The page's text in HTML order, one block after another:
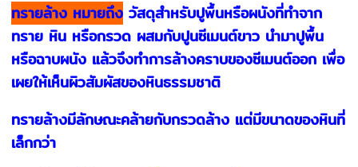
ทรายล้าง หมายถึง วัสดุสำหรับปูพื้นหรือผนังที่ทำจาก
ทราย หิน หรือกรวด ผสมกับปูนซีเมนต์ขาว นำมาปูพื้น
หรือฉาบผนัง แล้วจึงทำการล้างคราบของซีเมนต์ออก เพื่อ
เผยให้เห็นผิวสัมผัสของหินธรรมชาติ
ทรายล้างมีลักษณะคล้ายกับกรวดล้าง แต่มีขนาดของหินที่
เล็กกว่า